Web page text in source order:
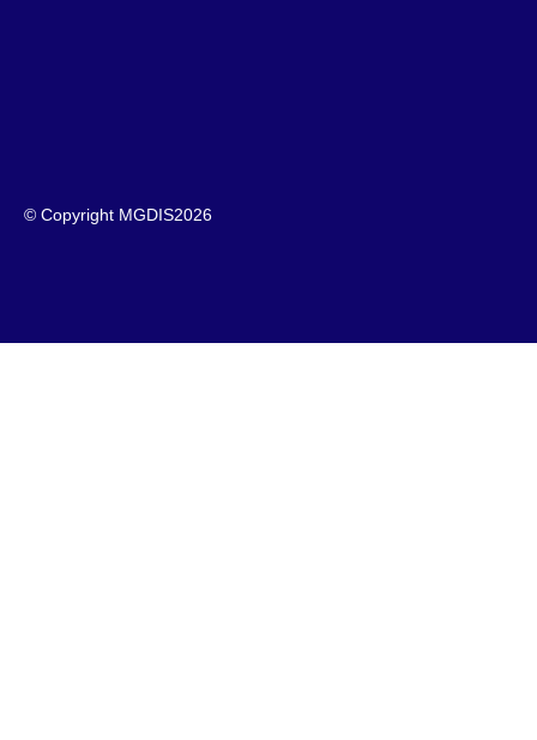
© Copyright MGDIS2026